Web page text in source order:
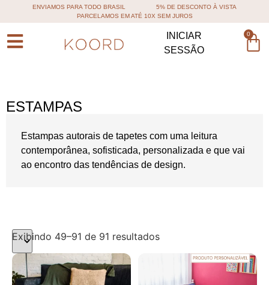
ENVIAMOS PARA TODO BRASIL
5% DE DESCONTO À VISTA
PARCELAMOS EM ATÉ 10X SEM JUROS
INICIAR
SESSÃO
0
ESTAMPAS
Estampas autorais de tapetes com uma leitura
contemporânea, sofisticada, personalizada e que vai
ao encontro das tendências de design.
Exibindo 49–91 de 91 resultados